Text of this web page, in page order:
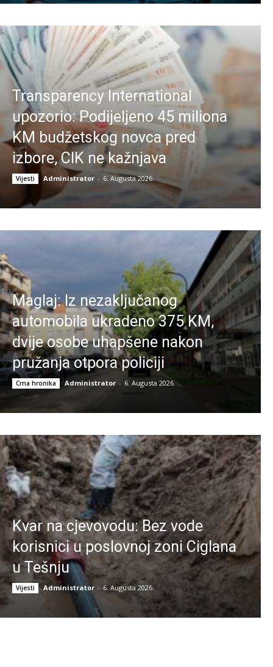
Transparency International
upozorio: Podijeljeno 45 miliona
KM budžetskog novca pred
izbore, CIK ne kažnjava
Vijesti Administrator - 6. Augusta 2026.
Maglaj: Iz nezaključanog
automobila ukradeno 375 KM,
dvije osobe uhapšene nakon
pružanja otpora policiji
Crna hronika Administrator - 6. Augusta 2026.
Kvar na cjevovodu: Bez vode
korisnici u poslovnoj zoni Ciglana
u Tešnju
Vijesti Administrator - 6. Augusta 2026.